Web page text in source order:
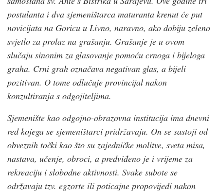
postulanta i dva sjemeništarca maturanta krenut će put
novicijata na Goricu u Livno, naravno, ako dobiju zeleno
svjetlo za prolaz na grašanju. Grašanje je u ovom
slučaju sinonim za glasovanje pomoću crnoga i bijeloga
graha. Crni grah označava negativan glas, a bijeli
pozitivan. O tome odlučuje provincijal nakon
konzultiranja s odgojiteljima.
Sjemenište kao odgojno-obrazovna institucija ima dnevni
red kojega se sjemeništarci pridržavaju. On se sastoji od
obveznih točki kao što su zajedničke molitve, sveta misa,
nastava, učenje, obroci, a predviđeno je i vrijeme za
rekreaciju i slobodne aktivnosti. Svake subote se
održavaju tzv. egzorte ili poticajne propovijedi nakon